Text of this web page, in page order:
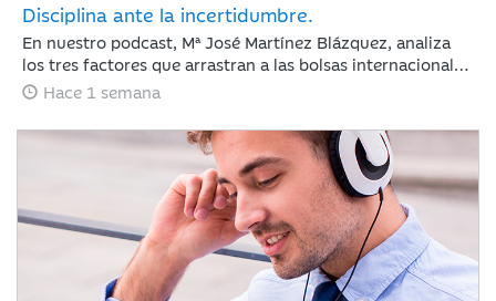
Disciplina ante la incertidumbre.
En nuestro podcast, Mª José Martínez Blázquez, analiza
los tres factores que arrastran a las bolsas internacionales
a su segunda semana de pérdidas: la escalada del
fuertes correcciones en el sector tecnológico tras los
resultados de Alphabet y Tesla. Además, revisa la postura
del BCE con los tipos en el 2,25% y las nuevas tarifas
arancelarias de EE. UU. En un entorno de tipos elevados,
los inversores cambian las reglas: ya no bastan las
promesas, ahora se exige disciplina de inversión y
generación de caja.
Hace 1 semana